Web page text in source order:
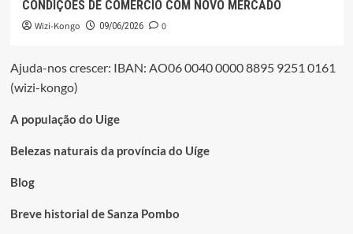
CONDIÇÕES DE COMÉRCIO COM NOVO MERCADO
Wizi-Kongo 09/06/2026 0
Ajuda-nos crescer: IBAN: AO06 0040 0000 8895 9251 0161
(wizi-kongo)
A população do Uige
Belezas naturais da província do Uíge
Blog
Breve historial de Sanza Pombo